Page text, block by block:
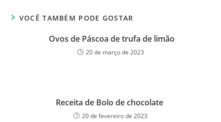
VOCÊ TAMBÉM PODE GOSTAR
Ovos de Páscoa de trufa de limão
20 de março de 2023
Receita de Bolo de chocolate
20 de fevereiro de 2023